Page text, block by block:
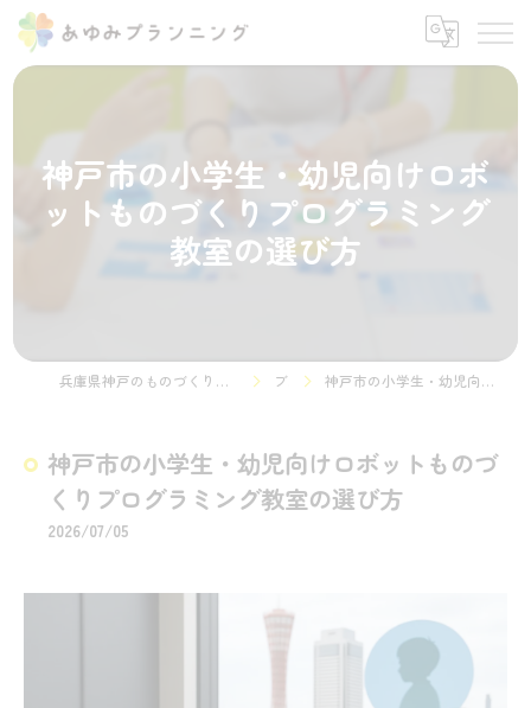
神戸市の小学生・幼児向けロボ
ットものづくりプログラミング
教室の選び方
兵庫県神戸のものづくりやプログラミング教室ならSTEMON 神戸諏訪山校 ブログ 神戸市の小学生・幼児向けロボットものづくりプログラミング教室の選び方
神戸市の小学生・幼児向けロボットものづ
くりプログラミング教室の選び方
2026/07/05